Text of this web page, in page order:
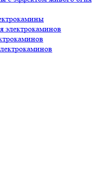
электрокаминов